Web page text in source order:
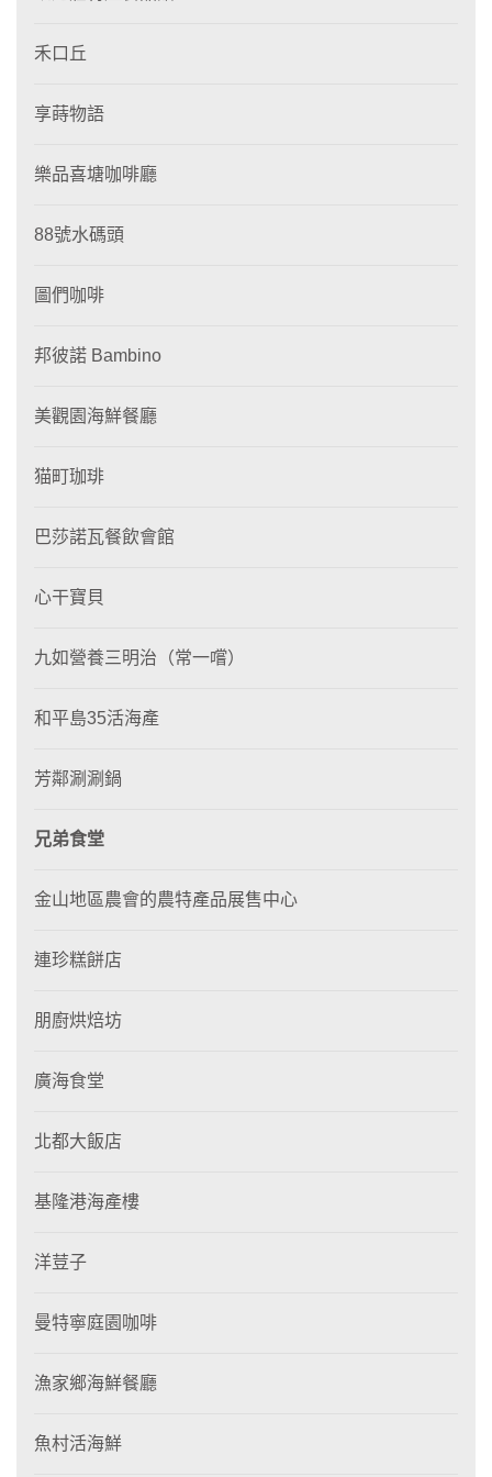
禾口丘
享蒔物語
樂品喜塘咖啡廳
88號水碼頭
圖們咖啡
邦彼諾 Bambino
美觀園海鮮餐廳
猫町珈琲
巴莎諾瓦餐飲會館
心干寶貝
九如營養三明治（常一嚐）
和平島35活海產
芳鄰涮涮鍋
兄弟食堂
金山地區農會的農特產品展售中心
連珍糕餅店
朋廚烘焙坊
廣海食堂
北都大飯店
基隆港海產樓
洋荳子
曼特寧庭園咖啡
漁家鄉海鮮餐廳
魚村活海鮮